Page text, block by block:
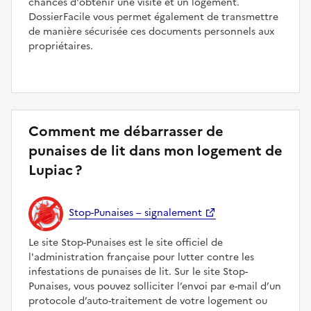
DossierFacile vous permet également de transmettre
de manière sécurisée ces documents personnels aux
propriétaires.
Comment me débarrasser de
punaises de lit dans mon logement de
Lupiac ?
Stop-Punaises – signalement
Le site Stop-Punaises est le site officiel de
l'administration française pour lutter contre les
infestations de punaises de lit. Sur le site Stop-
Punaises, vous pouvez solliciter l’envoi par e-mail d’un
protocole d’auto-traitement de votre logement ou